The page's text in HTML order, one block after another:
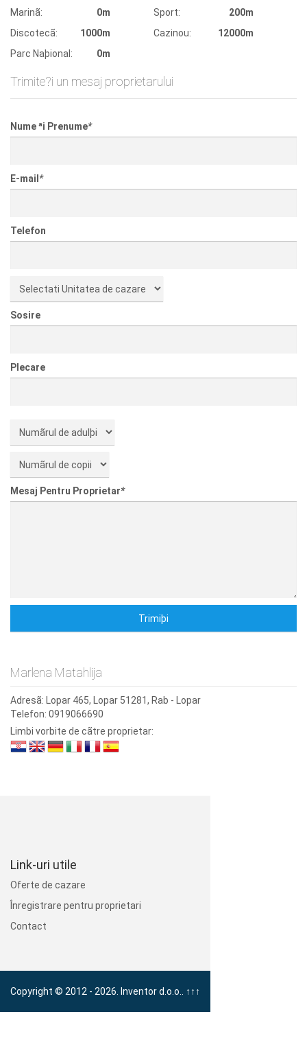
Marinã:
0m Sport:
200m
Discotecã:
1000m Cazinou:
12000m
Parc Naþional:
0m
Trimite?i un mesaj proprietarului
Nume ªi Prenume*
E-mail *
Telefon
Sosire
Plecare
Mesaj Pentru Proprietar*
Marlena Matahlija
Adresã:
Lopar 465, Lopar 51281, Rab - Lopar
Telefon: 0919066690
Limbi vorbite de cãtre proprietar:
Link-uri utile
Oferte de cazare
Înregistrare pentru proprietari
Contact
Copyright © 2012 - 2026. Inventor d.o.o.. ↑↑↑